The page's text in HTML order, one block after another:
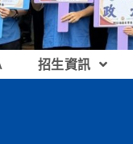
招生資訊